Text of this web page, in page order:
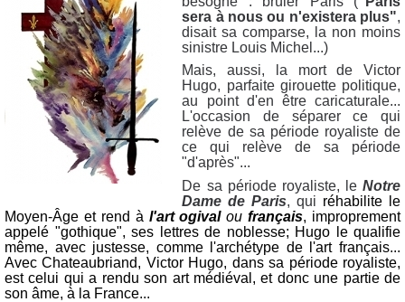
sera à nous ou n'existera plus",
disait sa comparse, la non moins
sinistre Louis Michel...)
Mais, aussi, la mort de Victor
Hugo, parfaite girouette politique,
au point d'en être caricaturale...
L'occasion de séparer ce qui
relève de sa période royaliste de
ce qui relève de sa période
"d'après"...
De sa période royaliste, le Notre
Dame de Paris, qui réhabilite le
Moyen-Âge et rend à l'art ogivaloufrançais, improprement
appelé "gothique", ses lettres de noblesse; Hugo le qualifie
même, avec justesse, comme l'archétype de l'art français...
Avec Chateaubriand, Victor Hugo, dans sa période royaliste,
est celui qui a rendu son art médiéval, et donc une partie de
son âme, à la France...